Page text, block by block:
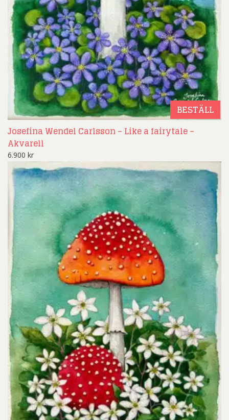
BESTÄLL
Josefina Wendel Carlsson – Like a fairytale –
Akvarell
6.900 kr